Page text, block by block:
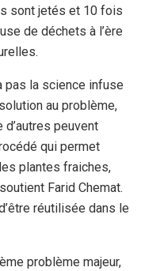
sont jetés et 10 fois
de déchets à l’ère
pas la science infuse
au problème,
peuvent
qui permet
plantes fraiches,
Farid Chemat.
réutilisée dans le
problème majeur,